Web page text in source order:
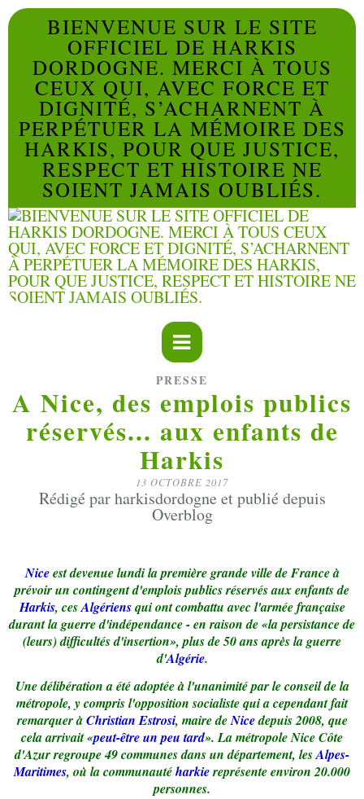
BIENVENUE SUR LE SITE
OFFICIEL DE HARKIS
DORDOGNE. MERCI À TOUS
CEUX QUI, AVEC FORCE ET
DIGNITÉ, S’ACHARNENT À
PERPÉTUER LA MÉMOIRE DES
HARKIS, POUR QUE JUSTICE,
RESPECT ET HISTOIRE NE
SOIENT JAMAIS OUBLIÉS.
PRESSE
A Nice, des emplois publics
réservés... aux enfants de
Harkis
13 OCTOBRE 2017
Rédigé par harkisdordogne et publié depuis
Overblog
Niceest devenue lundi la première grande ville de France à
prévoir un contingent d'emplois publics réservés aux enfants de
Harkis, cesAlgériensqui ont combattu avec l'armée française
durant la guerre d'indépendance - en raison de «la persistance de
(leurs) difficultés d'insertion», plus de 50 ans après la guerre
d'Algérie.
Une délibération a été adoptée à l'unanimité par le conseil de la
métropole, y compris l'opposition socialiste qui a cependant fait
remarquer àChristian Estrosi, maire deNicedepuis 2008, que
cela arrivait «peut-être un peu tard». La métropole Nice Côte
d'Azur regroupe 49 communes dans un département, lesAlpes-
Maritimes, où la communautéharkiereprésente environ 20.000
personnes.